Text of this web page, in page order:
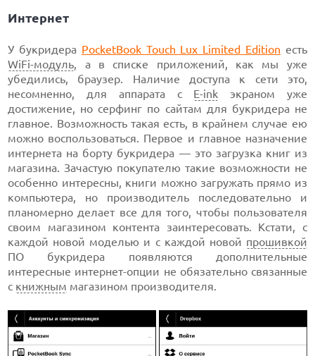
Интернет
У букридера PocketBook Touch Lux Limited Edition есть
WiFi-модуль, а в списке приложений, как мы уже
убедились, браузер. Наличие доступа к сети это,
несомненно, для аппарата с E-ink экраном уже
достижение, но серфинг по сайтам для букридера не
главное. Возможность такая есть, в крайнем случае ею
можно воспользоваться. Первое и главное назначение
интернета на борту букридера — это загрузка книг из
магазина. Зачастую покупателю такие возможности не
особенно интересны, книги можно загружать прямо из
компьютера, но производитель последовательно и
планомерно делает все для того, чтобы пользователя
своим магазином контента заинтересовать. Кстати, с
каждой новой моделью и с каждой новой прошивкой
ПО букридера появляются дополнительные
интересные интернет-опции не обязательно связанные
с книжным магазином производителя.